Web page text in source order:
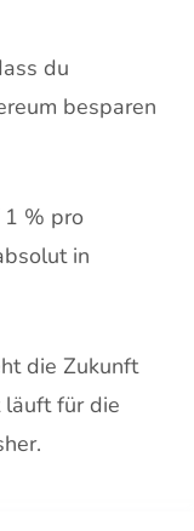
du
besparen
1 % pro
in
die Zukunft
läuft für die